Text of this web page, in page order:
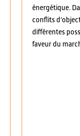
énergétique.
conflits
différentes
faveur du